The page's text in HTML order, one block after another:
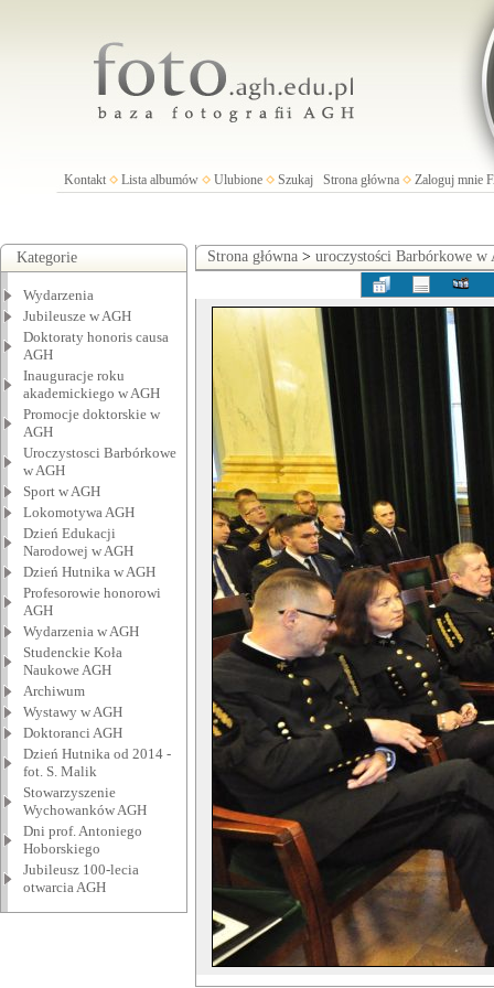
Kontakt Lista albumów Ulubione Szukaj Strona główna Zaloguj mnie
Kategorie
Wydarzenia
Jubileusze w AGH
Doktoraty honoris causa
AGH
Inauguracje roku
akademickiego w AGH
Promocje doktorskie w
AGH
Uroczystosci Barbórkowe
w AGH
Sport w AGH
Lokomotywa AGH
Dzień Edukacji
Narodowej w AGH
Dzień Hutnika w AGH
Profesorowie honorowi
AGH
Wydarzenia w AGH
Studenckie Koła
Naukowe AGH
Archiwum
Wystawy w AGH
Doktoranci AGH
Dzień Hutnika od 2014 -
fot. S. Malik
Stowarzyszenie
Wychowanków AGH
Dni prof. Antoniego
Hoborskiego
Jubileusz 100-lecia
otwarcia AGH
Strona główna > uroczystości Barbórkowe w